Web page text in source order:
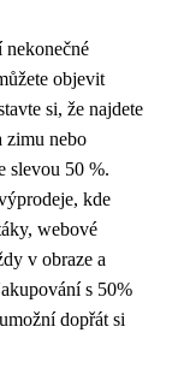
nekonečné
objevit
si, že najdete
zimu nebo
slevou 50 %.
kde
webové
v obraze a
s 50%
dopřát si